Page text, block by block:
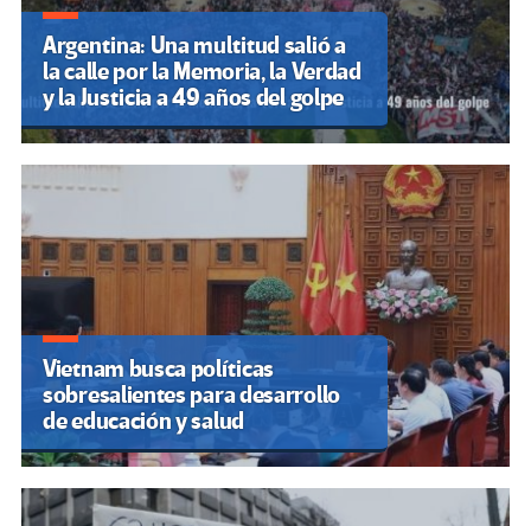
Argentina: Una multitud salió a
la calle por la Memoria, la Verdad
y la Justicia a 49 años del golpe
Vietnam busca políticas
sobresalientes para desarrollo
de educación y salud